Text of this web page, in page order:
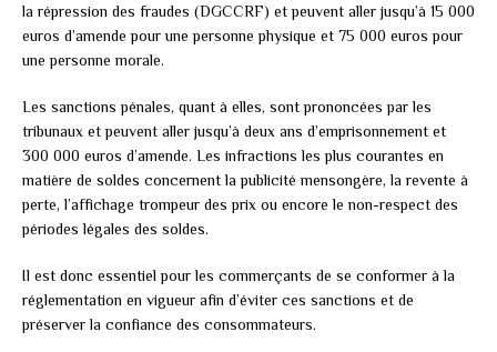
la répression des fraudes (DGCCRF) et peuvent aller jusqu’à 15 000
euros d’amende pour une personne physique et 75 000 euros pour
une personne morale.
Les sanctions pénales, quant à elles, sont prononcées par les
tribunaux et peuvent aller jusqu’à deux ans d’emprisonnement et
300 000 euros d’amende. Les infractions les plus courantes en
matière de soldes concernent la publicité mensongère, la revente à
perte, l’affichage trompeur des prix ou encore le non-respect des
périodes légales des soldes.
Il est donc essentiel pour les commerçants de se conformer à la
réglementation en vigueur afin d’éviter ces sanctions et de
préserver la confiance des consommateurs.